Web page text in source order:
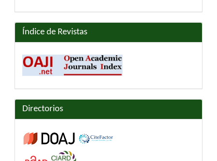
Índice de Revistas
Directorios